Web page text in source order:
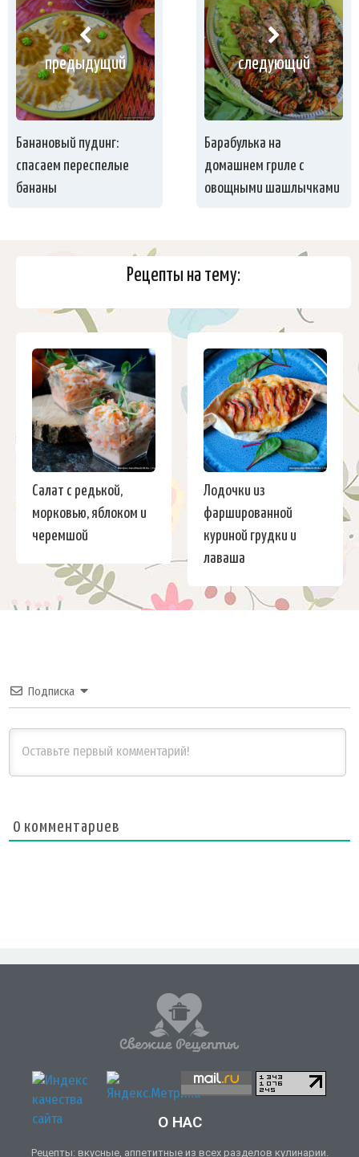
предыдущий
Банановый пудинг:
спасаем переспелые
бананы
следующий
Барабулька на
домашнем гриле с
овощными шашлычками
Рецепты на тему:
Салат с редькой,
морковью, яблоком и
черемшой
Лодочки из
фаршированной
куриной грудки и
лаваша
Подписка
0 комментариев
О НАС
Рецепты: вкусные, аппетитные из всех разделов кулинарии.